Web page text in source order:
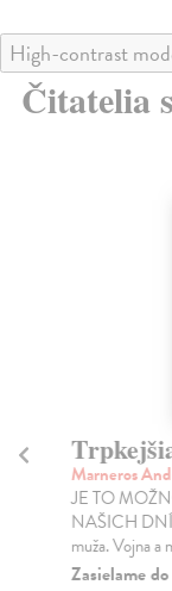
High-contrast
Čitatelia
Marneros
JE TO
NAŠICH DNÍ:
muža. Vojna a
Zasielame